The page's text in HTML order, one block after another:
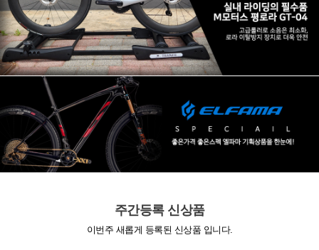
주간등록 신상품
이번주 새롭게 등록된 신상품 입니다.